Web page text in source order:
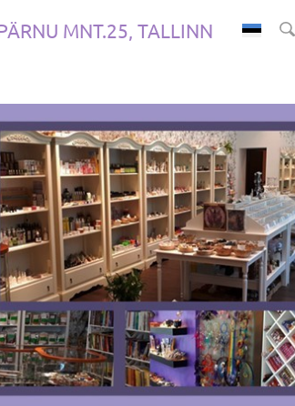
MNT.25, TALLINN